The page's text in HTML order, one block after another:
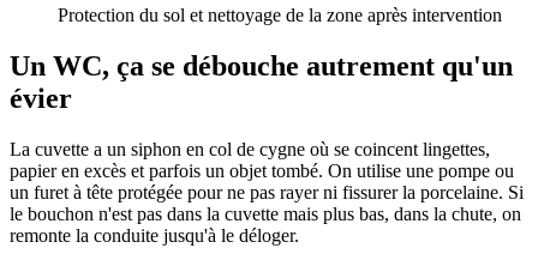
Protection du sol et nettoyage de la zone après intervention
Un WC, ça se débouche autrement qu'un
évier
La cuvette a un siphon en col de cygne où se coincent lingettes,
papier en excès et parfois un objet tombé. On utilise une pompe ou
un furet à tête protégée pour ne pas rayer ni fissurer la porcelaine. Si
le bouchon n'est pas dans la cuvette mais plus bas, dans la chute, on
remonte la conduite jusqu'à le déloger.